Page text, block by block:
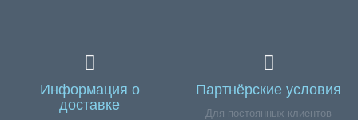
Информация о
доставке
Партнёрские условия
Для постоянных клиентов